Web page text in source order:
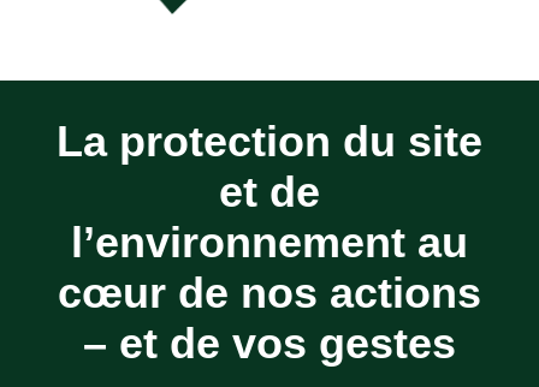
La protection du site
et de
l’environnement au
cœur de nos actions
– et de vos gestes